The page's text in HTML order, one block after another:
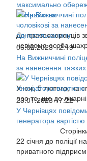
максимально
шахрайства
До правоохоронців
невідома особа
06.02.2023 12:19
На Вижниччині
за нанесення
Уночі, 5 лютого, на
про те, що до лікарні
23.01.2023 17:22
У Чернівцях
генератора
22 січня до поліції
приватного